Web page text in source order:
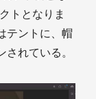
トとなりま
テントに、帽
れている。